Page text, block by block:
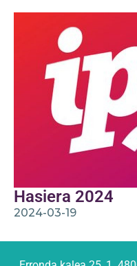
Hasiera 2024
2024-03-19